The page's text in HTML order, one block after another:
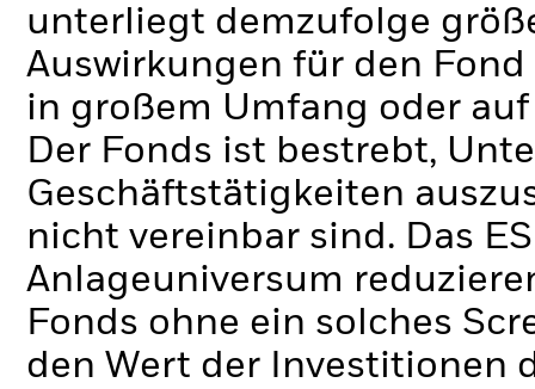
unterliegt demzufolge
Auswirkungen für den
in großem Umfang oder
Der Fonds ist bestrebt,
Geschäftstätigkeiten
nicht vereinbar sind. Das
Anlageuniversum
Fonds ohne ein solches
den Wert der Investitionen